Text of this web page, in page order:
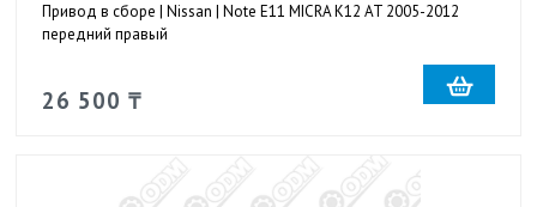
Привод в сборе | Nissan | Note E11 MICRA K12 AT 2005-2012
передний правый
26 500 ₸